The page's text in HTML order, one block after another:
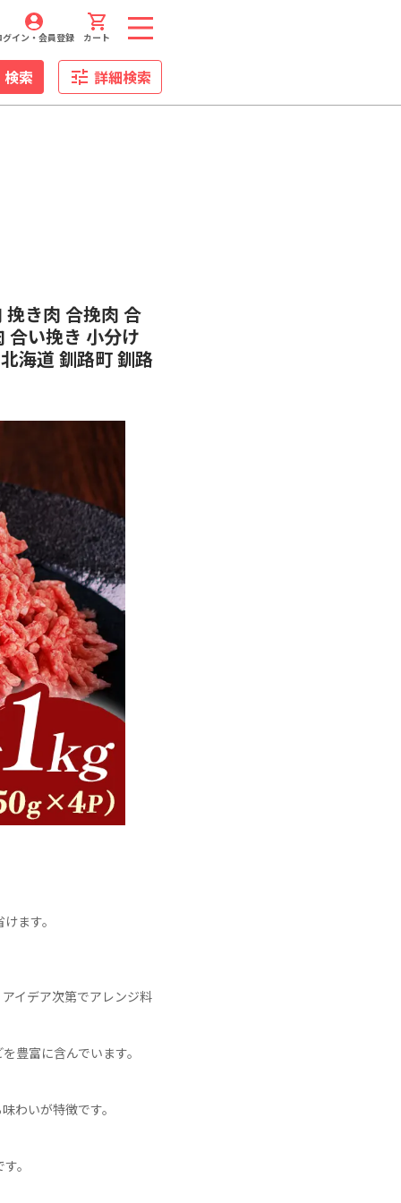
グイン・会員登録 カート
検索 詳細検索
き肉 合挽肉 合
合い挽き 小分け
海道 釧路町 釧路
ます。
イデア次第でアレンジ料
豊富に含んでいます。
わいが特徴です。
。